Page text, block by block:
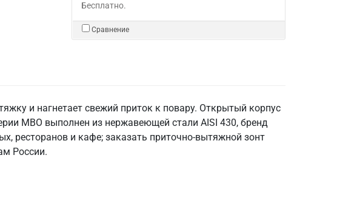
Бесплатно.
Сравнение
и нагнетает свежий приток к повару. Открытый корпус
МВО выполнен из нержавеющей стали AISI 430, бренд
ресторанов и кафе; заказать приточно-вытяжной зонт
России.